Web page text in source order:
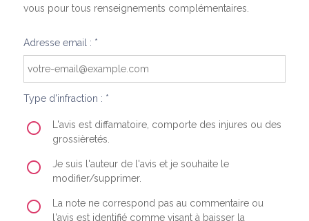
vous pour tous renseignements complémentaires.
Adresse email : *
Type d'infraction : *
L'avis est diffamatoire, comporte des injures ou des
grossièretés.
Je suis l'auteur de l'avis et je souhaite le
modifier/supprimer.
La note ne correspond pas au commentaire ou
l'avis est identifié comme visant à baisser la